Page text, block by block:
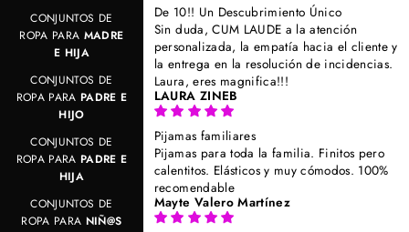
De 10!! Un Descubrimiento Único
Sin duda, CUM LAUDE a la atención
personalizada, la empatía hacia el cliente y
la entrega en la resolución de incidencias.
Laura, eres magnifica!!!
LAURA ZINEB
Pijamas familiares
Pijamas para toda la familia. Finitos pero
calentitos. Elásticos y muy cómodos. 100%
recomendable
Mayte Valero Martínez
CONJUNTOS DE
ROPA PARA MADRE
E HIJA
CONJUNTOS DE
ROPA PARA PADRE E
HIJO
CONJUNTOS DE
ROPA PARA PADRE E
HIJA
CONJUNTOS DE
ROPA PARA NIÑ@S